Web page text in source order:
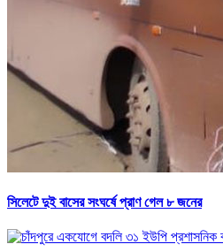
সিলেটে দুই বাসের সংঘর্ষে প্রাণ গেল ৮ জনের